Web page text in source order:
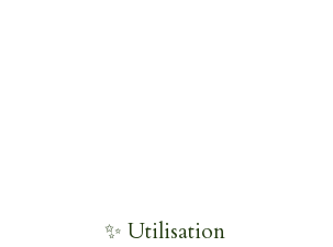
✨ Utilisation